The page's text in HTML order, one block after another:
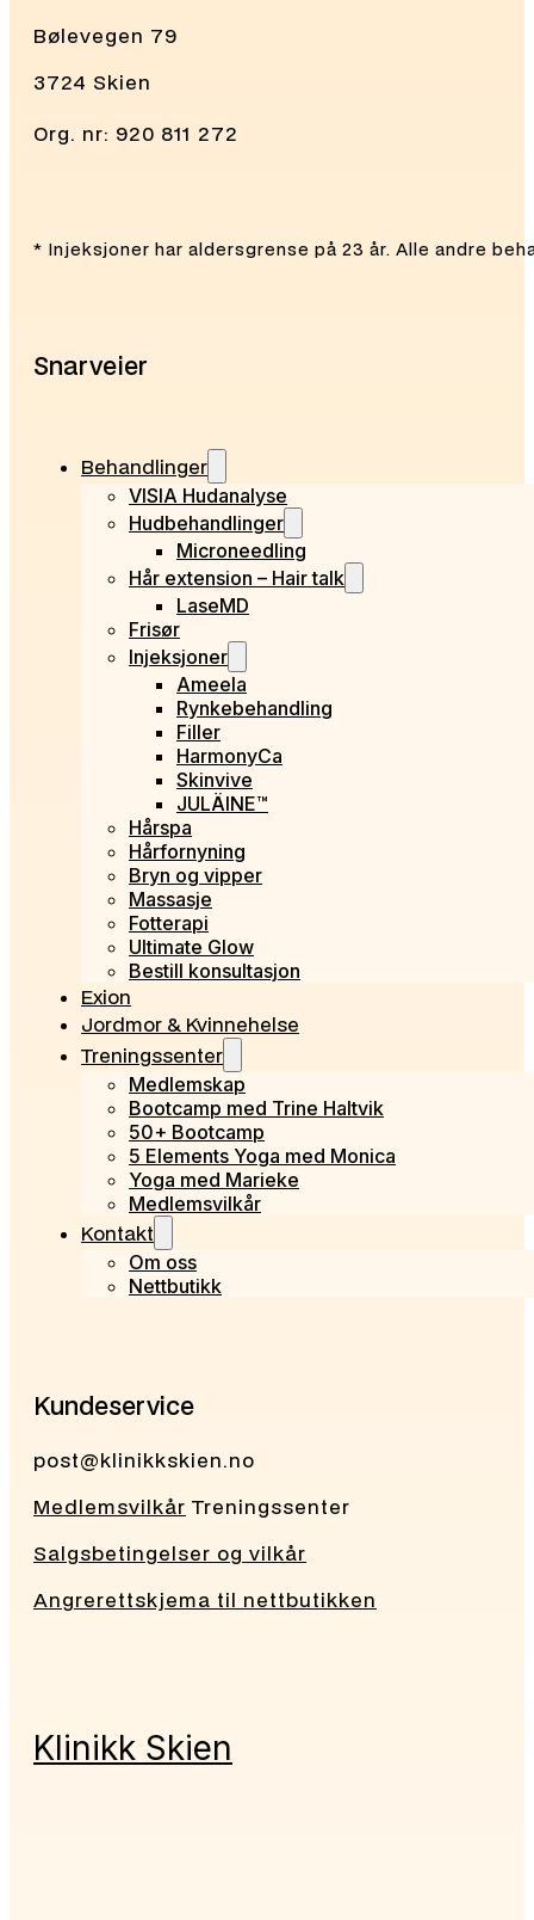
Bølevegen 79
3724 Skien
Org. nr: 920 811 272
* Injeksjoner har aldersgrense på 23 år. Alle andre
Snarveier
Behandlinger
VISIA Hudanalyse
Hudbehandlinger
Microneedling
Hår extension – Hair talk
LaseMD
Frisør
Injeksjoner
Ameela
Rynkebehandling
Filler
HarmonyCa
Skinvive
JULÄINE™
Hårspa
Hårfornyning
Bryn og vipper
Massasje
Fotterapi
Ultimate Glow
Bestill konsultasjon
Exion
Jordmor & Kvinnehelse
Treningssenter
Medlemskap
Bootcamp med Trine Haltvik
50+ Bootcamp
5 Elements Yoga med Monica
Yoga med Marieke
Medlemsvilkår
Kontakt
Om oss
Nettbutikk
Kundeservice
post@klinikkskien.no
Medlemsvilkår Treningssenter
Salgsbetingelser og vilkår
Angrerettskjema til nettbutikken
Klinikk Skien